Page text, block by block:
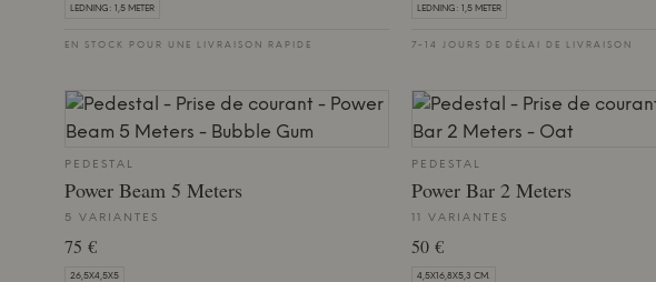
LEDNING: 1,5 METER
EN STOCK POUR UNE LIVRAISON RAPIDE
LEDNING: 1,5 METER
7-14 JOURS DE DÉLAI DE LIVRAISON
PEDESTAL
Power Beam 5 Meters
5 VARIANTES
75 €
26,5X4,5X5
PEDESTAL
Power Bar 2 Meters
11 VARIANTES
50 €
4,5X16,8X5,3 CM.